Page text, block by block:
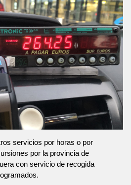
servicios por horas o por
por la provincia de
con servicio de recogida